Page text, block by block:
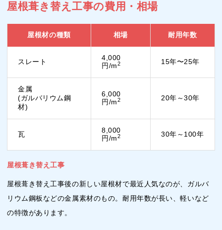
屋根葺き替え工事の費用・相場
屋根材の種類 相場 耐用年数
スレート
4,000
円/m2 15年〜25年
金属
(ガルバリウム鋼
材)
6,000
円/m2 20年～30年
瓦
8,000
円/m2 30年～100年
屋根葺き替え工事
屋根葺き替え工事後の新しい屋根材で最近人気なのが、ガルバ
リウム鋼板などの金属素材のもの。耐用年数が長い、軽いなど
の特徴があります。